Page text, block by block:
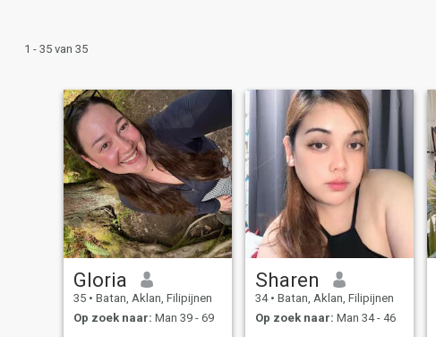
1 - 35 van 35
Gloria
35 • Batan, Aklan, Filipijnen
Op zoek naar: Man 39 - 69
Sharen
34 • Batan, Aklan, Filipijnen
Op zoek naar: Man 34 - 46